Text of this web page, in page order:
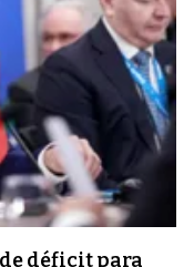
déficit para